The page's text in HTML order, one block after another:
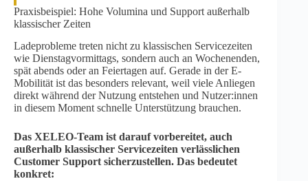
Praxisbeispiel: Hohe Volumina und Support außerhalb
klassischer Zeiten
Ladeprobleme treten nicht zu klassischen Servicezeiten
wie Dienstagvormittags, sondern auch an Wochenenden,
spät abends oder an Feiertagen auf. Gerade in der E-
Mobilität ist das besonders relevant, weil viele Anliegen
direkt während der Nutzung entstehen und Nutzer:innen
in diesem Moment schnelle Unterstützung brauchen.
Das XELEO-Team ist darauf vorbereitet, auch
außerhalb klassischer Servicezeiten verlässlichen
Customer Support sicherzustellen. Das bedeutet
konkret: